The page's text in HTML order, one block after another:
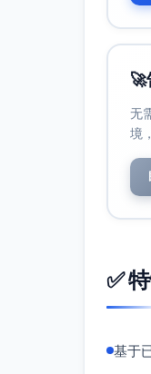
🚀
无
境
✅
基于